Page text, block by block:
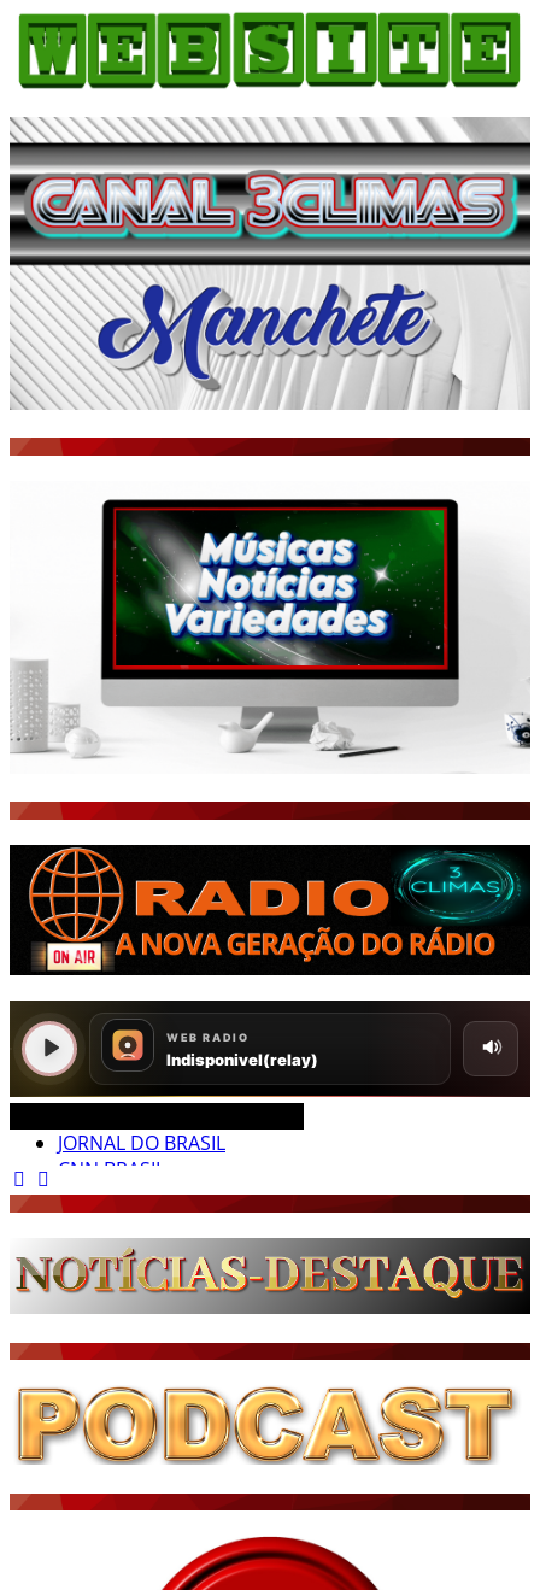
JORNAL DO BRASIL
CNN BRASIL
CBN GLOBO
RÁDIO AGÊNCIA
NOTÍCIAS AO MINUTO
ACONTECEU...VIROU MANCHETE!
BLOGS & COLUNAS
PODCAST - PONTO DE VISTA
BRASIL DE FATO - ÚLTIMAS NOTÍCIAS
NOTÍCIAS DESTAQUE DO DIA
BRASIL NOTÍCIAS
ÚLTIMAS NOTÍCIAS
NOTÍCIAS TAMBÉM NA TELA
BRASIL MUNDO AO VIVO
O MUNDO É NOTÍCIA